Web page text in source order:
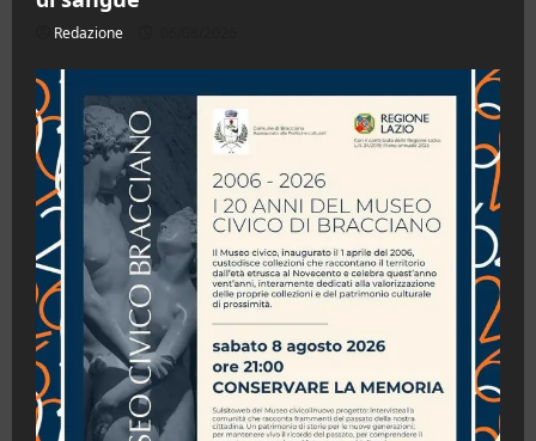
Redazione